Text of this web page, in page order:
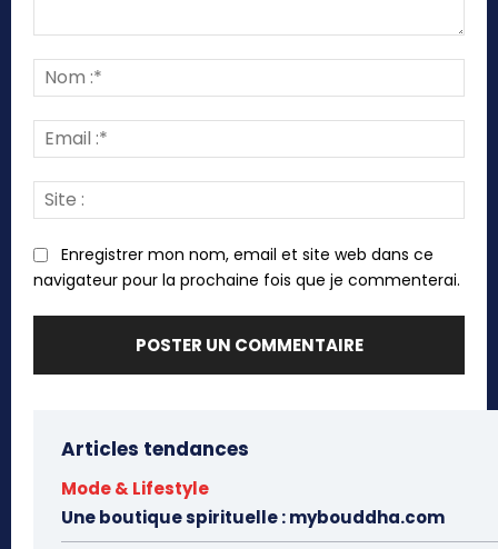
:*
:*
:
Enregistrer mon nom, email et site web dans ce
navigateur pour la prochaine fois que je commenterai.
Articles tendances
Mode & Lifestyle
Une boutique spirituelle : mybouddha.com